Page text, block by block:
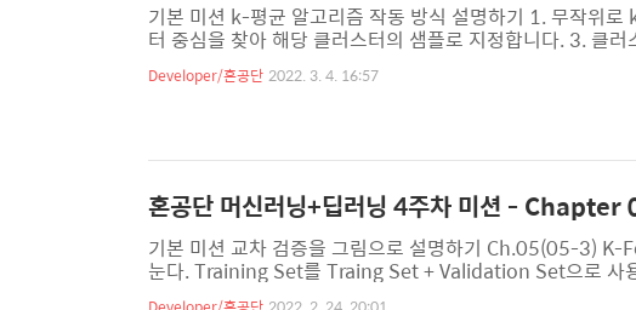
기본 미션 k-평균 알고리즘 작동 방식 설명하기 1. 무작위
터 중심을 찾아 해당 클러스터의 샘플로 지정합니다. 3. 클
스터 중심에 변화가 없을 때까지 2번으로 돌아가 반복합니
과정을 알 수 있다. 선택 미션 Ch.06(06-3) 확인 문제 풀고,
Developer/혼공단 2022. 3. 4. 16:57
혼공단 머신러닝+딥러닝 4주차 미션 - Chapter
기본 미션 교차 검증을 그림으로 설명하기 Ch.05(05-3)
눈다. Training Set를 Traing Set + Validation Set으로 사
사용하고 나머지 폴드들을 Training Set으로 사용한다. 모